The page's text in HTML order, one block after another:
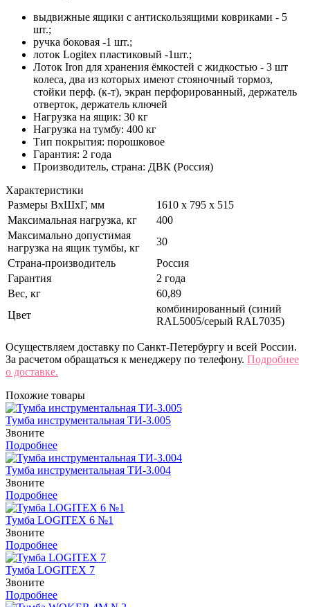
выдвижные ящики с антискользящими ковриками - 5
шт.;
ручка боковая -1 шт.;
лоток Logitex пластиковый -1шт.;
Лоток Iron для хранения ёмкостей с жидкостью - 3 шт
колеса, два из которых имеют стояночный тормоз,
стойки перф. (к-т), экран перфорированный, держатель
отверток, держатель ключей
Нагрузка на ящик: 30 кг
Нагрузка на тумбу: 400 кг
Тип покрытия: порошковое
Гарантия: 2 года
Производитель, страна: ДВК (Россия)
Характеристики
Размеры ВхШхГ, мм
1610 x 795 x 515
Максимальная нагрузка, кг
400
Максимально допустимая
нагрузка на ящик тумбы, кг
30
Страна-производитель
Россия
Гарантия
2 года
Вес, кг
60,89
Цвет
комбинированный (синий
RAL5005/серый RAL7035)
Осуществляем доставку по Санкт-Петербургу и всей России.
За расчетом обращаться к менеджеру по телефону. Подробнее
о доставке.
Похожие товары
Тумба инструментальная ТИ-3.005
Звоните
Подробнее
Тумба инструментальная ТИ-3.004
Звоните
Подробнее
Тумба LOGITEX 6 №1
Звоните
Подробнее
Тумба LOGITEX 7
Звоните
Подробнее